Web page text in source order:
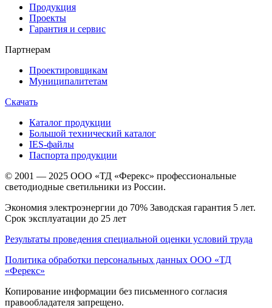
Продукция
Проекты
Гарантия и сервис
Партнерам
Проектировщикам
Муниципалитетам
Скачать
Каталог продукции
Большой технический каталог
IES-файлы
Паспорта продукции
© 2001 — 2025 ООО «ТД «Ферекс» профессиональные
светодиодные светильники из России.
Экономия электроэнергии до 70% Заводская гарантия 5 лет.
Срок эксплуатации до 25 лет
Результаты проведения специальной оценки условий труда
Политика обработки персональных данных ООО «ТД
«Ферекс»
Копирование информации без письменного согласия
правообладателя запрещено.